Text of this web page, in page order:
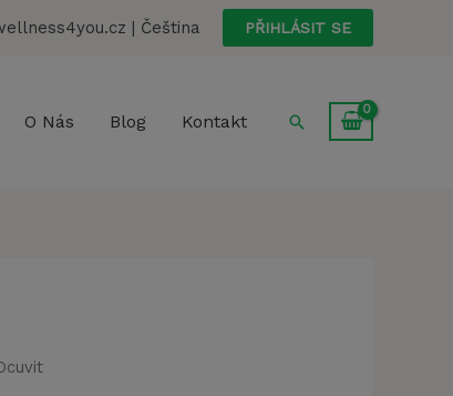
| Čeština PŘIHLÁSIT SE
O Nás Blog Kontakt Hledat